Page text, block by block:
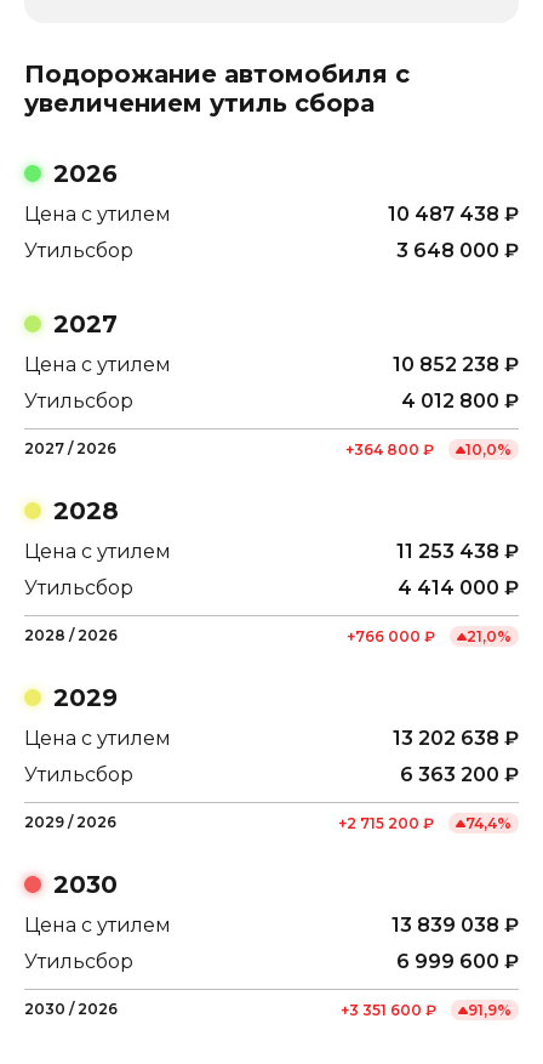
Подорожание автомобиля с
увеличением утиль сбора
2026
Цена с утилем 10 487 438 ₽
Утильсбор
3 648 000 ₽
2027
Цена с утилем 10 852 238 ₽
Утильсбор
4 012 800 ₽
2027 / 2026 +364 800 ₽ 10,0%
2028
Цена с утилем 11 253 438 ₽
Утильсбор
4 414 000 ₽
2028 / 2026 +766 000 ₽ 21,0%
2029
Цена с утилем 13 202 638 ₽
Утильсбор
6 363 200 ₽
2029 / 2026 +2 715 200 ₽ 74,4%
2030
Цена с утилем 13 839 038 ₽
Утильсбор
6 999 600 ₽
2030 / 2026 +3 351 600 ₽ 91,9%